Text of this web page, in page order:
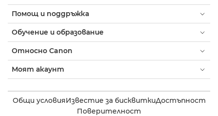
Помощ и поддръжка
Обучение и образование
Относно Canon
Моят акаунт
Общи условияИзвестие за бисквиткиДостъпност
Поверителност